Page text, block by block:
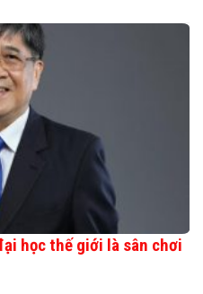
học thế giới là sân chơi